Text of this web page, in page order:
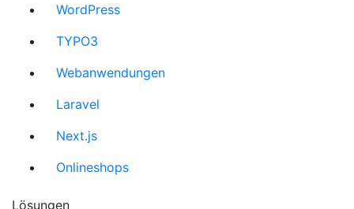
WordPress
TYPO3
Webanwendungen
Laravel
Next.js
Onlineshops
Lösungen